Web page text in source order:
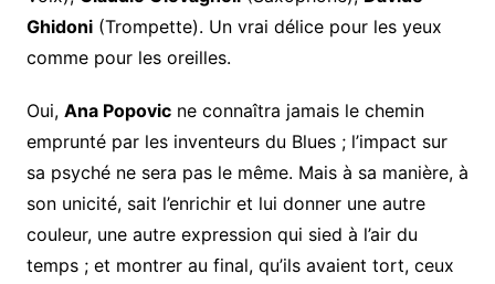
Ghidoni(Trompette). Un vrai délice pour les yeux
comme pour les oreilles.
Oui, Ana Popovicne connaîtra jamais le chemin
emprunté par les inventeurs du Blues ; l’impact sur
sa psyché ne sera pas le même. Mais à sa manière, à
son unicité, sait l’enrichir et lui donner une autre
couleur, une autre expression qui sied à l’air du
temps ; et montrer au final, qu’ils avaient tort, ceux